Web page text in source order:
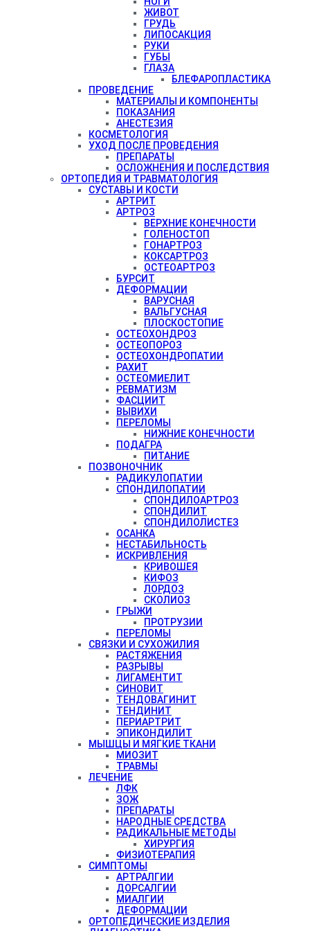
ЖИВОТ
ГРУДЬ
ЛИПОСАКЦИЯ
РУКИ
ГУБЫ
ГЛАЗА
БЛЕФАРОПЛАСТИКА
ПРОВЕДЕНИЕ
МАТЕРИАЛЫ И КОМПОНЕНТЫ
ПОКАЗАНИЯ
АНЕСТЕЗИЯ
КОСМЕТОЛОГИЯ
УХОД ПОСЛЕ ПРОВЕДЕНИЯ
ПРЕПАРАТЫ
ОСЛОЖНЕНИЯ И ПОСЛЕДСТВИЯ
ОРТОПЕДИЯ И ТРАВМАТОЛОГИЯ
СУСТАВЫ И КОСТИ
АРТРИТ
АРТРОЗ
ВЕРХНИЕ КОНЕЧНОСТИ
ГОЛЕНОСТОП
ГОНАРТРОЗ
КОКСАРТРОЗ
ОСТЕОАРТРОЗ
БУРСИТ
ДЕФОРМАЦИИ
ВАРУСНАЯ
ВАЛЬГУСНАЯ
ПЛОСКОСТОПИЕ
ОСТЕОХОНДРОЗ
ОСТЕОПОРОЗ
ОСТЕОХОНДРОПАТИИ
РАХИТ
ОСТЕОМИЕЛИТ
РЕВМАТИЗМ
ФАСЦИИТ
ВЫВИХИ
ПЕРЕЛОМЫ
НИЖНИЕ КОНЕЧНОСТИ
ПОДАГРА
ПИТАНИЕ
ПОЗВОНОЧНИК
РАДИКУЛОПАТИИ
СПОНДИЛОПАТИИ
СПОНДИЛОАРТРОЗ
СПОНДИЛИТ
СПОНДИЛОЛИСТЕЗ
ОСАНКА
НЕСТАБИЛЬНОСТЬ
ИСКРИВЛЕНИЯ
КРИВОШЕЯ
КИФОЗ
ЛОРДОЗ
СКОЛИОЗ
ГРЫЖИ
ПРОТРУЗИИ
ПЕРЕЛОМЫ
СВЯЗКИ И СУХОЖИЛИЯ
РАСТЯЖЕНИЯ
РАЗРЫВЫ
ЛИГАМЕНТИТ
СИНОВИТ
ТЕНДОВАГИНИТ
ТЕНДИНИТ
ПЕРИАРТРИТ
ЭПИКОНДИЛИТ
МЫШЦЫ И МЯГКИЕ ТКАНИ
МИОЗИТ
ТРАВМЫ
ЛЕЧЕНИЕ
ЛФК
ЗОЖ
ПРЕПАРАТЫ
НАРОДНЫЕ СРЕДСТВА
РАДИКАЛЬНЫЕ МЕТОДЫ
ХИРУРГИЯ
ФИЗИОТЕРАПИЯ
СИМПТОМЫ
АРТРАЛГИИ
ДОРСАЛГИИ
МИАЛГИИ
ДЕФОРМАЦИИ
ОРТОПЕДИЧЕСКИЕ ИЗДЕЛИЯ